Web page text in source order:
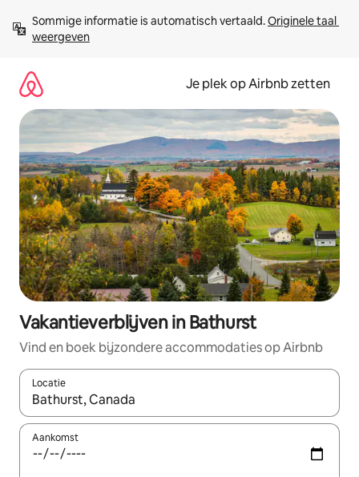
direct
naar
Sommige informatie is automatisch vertaald. Originele taal
weergeven
Je plek op Airbnb zetten
Vakantieverblijven in Bathurst
Vind en boek bijzondere accommodaties op Airbnb
Locatie
Wanneer er resultaten beschikbaar zijn, maak je een keuze
Aankomst